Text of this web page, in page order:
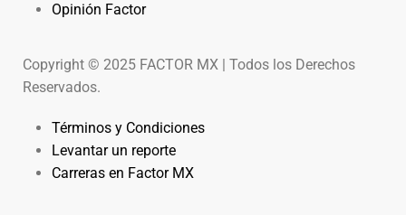
Opinión Factor
Copyright © 2025 FACTOR MX | Todos los Derechos
Reservados.
Términos y Condiciones
Levantar un reporte
Carreras en Factor MX